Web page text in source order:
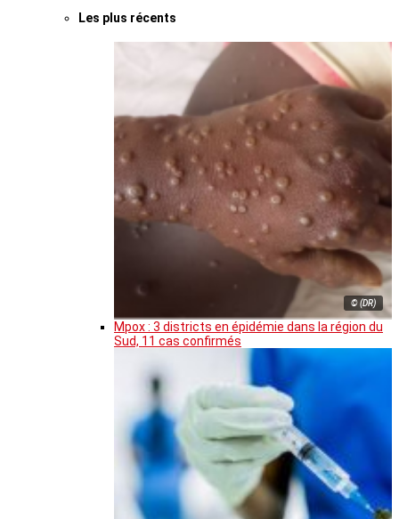
Les plus récents
© (DR)
Mpox : 3 districts en épidémie dans la région du
Sud, 11 cas confirmés